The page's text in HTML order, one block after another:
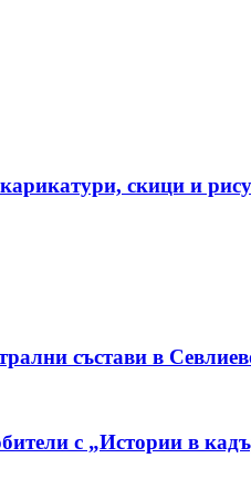
скици и
състави в
с „Истории в